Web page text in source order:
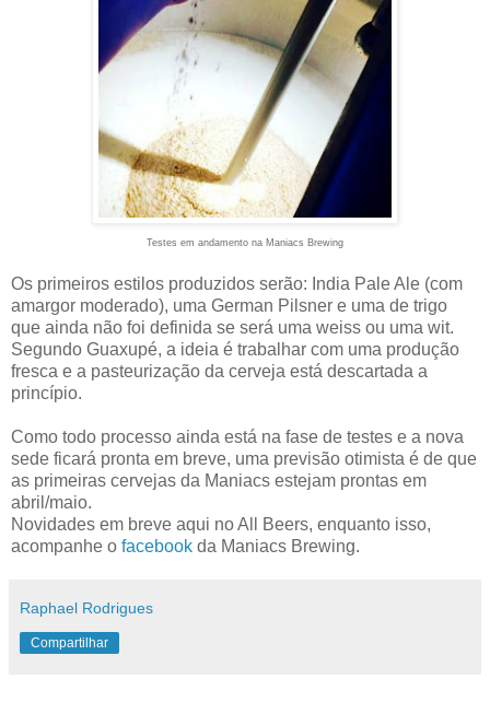
Testes em andamento na Maniacs Brewing
Os primeiros estilos produzidos serão: India Pale Ale (com
amargor moderado), uma German Pilsner e uma de trigo
que ainda não foi definida se será uma weiss ou uma wit.
Segundo Guaxupé, a ideia é trabalhar com uma produção
fresca e a pasteurização da cerveja está descartada a
princípio.
Como todo processo ainda está na fase de testes e a nova
sede ficará pronta em breve, uma previsão otimista é de que
as primeiras cervejas da Maniacs estejam prontas em
abril/maio.
Novidades em breve aqui no All Beers, enquanto isso,
acompanhe o facebook da Maniacs Brewing.
Raphael Rodrigues
Compartilhar